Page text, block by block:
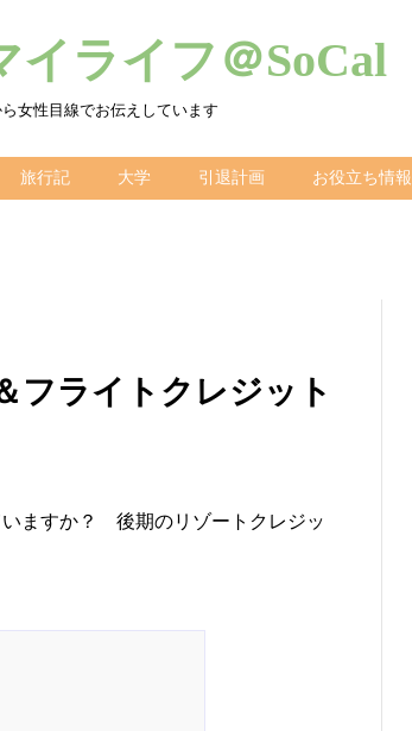
イライフ＠SoCal
女性目線でお伝えしています
旅行記 大学 引退計画 お役立ち情報
フライトクレジット
いますか？ 後期のリゾートクレジッ